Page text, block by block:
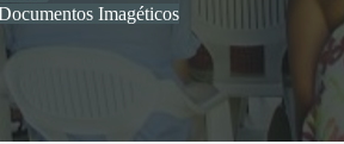
Imagéticos